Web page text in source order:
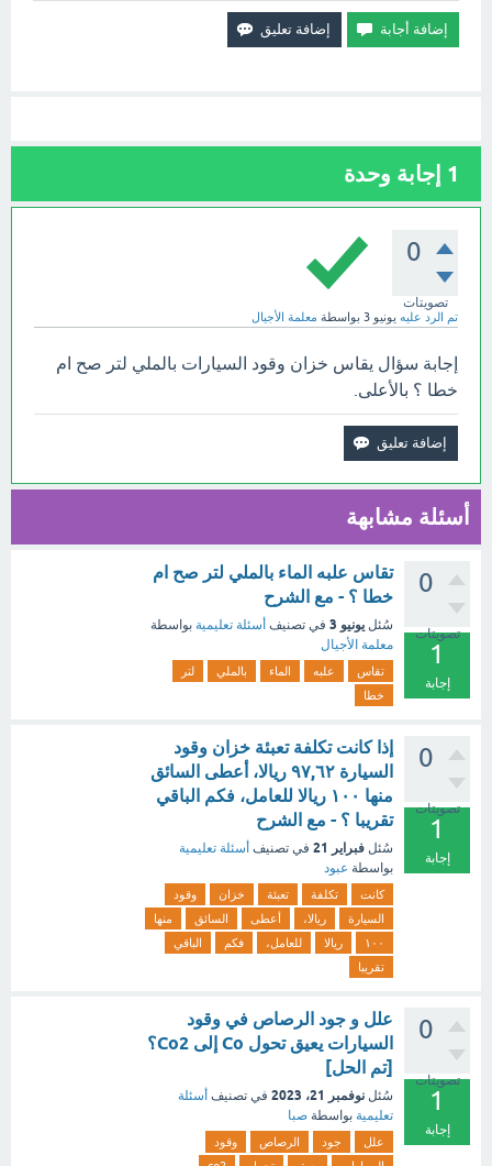
1 إجابة وحدة
0
تصويتات
تم الرد عليه يونيو 3 بواسطة معلمة الأجيال
إجابة سؤال يقاس خزان وقود السيارات بالملي لتر صح ام
خطا ؟ بالأعلى.
أسئلة مشابهة
0
تصويتات
1
إجابة
تقاس علبه الماء بالملي لتر صح ام
خطا ؟ - مع الشرح
سُئل يونيو 3 في تصنيف أسئلة تعليمية بواسطة
معلمة الأجيال
تقاس علبه الماء بالملي
لتر
خطا
0
تصويتات
1
إجابة
إذا كانت تكلفة تعبئة خزان وقود
السيارة ٩٧,٦٢ ريالا، أعطى السائق
منها ١٠٠ ريالا للعامل، فكم الباقي
تقريبا ؟ - مع الشرح
سُئل فبراير 21 في تصنيف أسئلة تعليمية
بواسطة عبود
كانت تكلفة تعبئة خزان
وقود
السيارة
ريالا، أعطى السائق
منها
١٠٠
ريالا للعامل، فكم
الباقي
تقريبا
0
تصويتات
1
إجابة
علل و جود الرصاص في وقود
السيارات يعيق تحول Co إلى Co2؟
[تم الحل]
سُئل نوفمبر 21، 2023 في تصنيف أسئلة
تعليمية بواسطة صبا
علل جود الرصاص
وقود